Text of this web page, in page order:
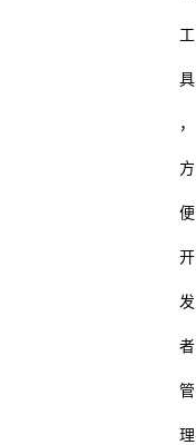
工
具
，
方
便
开
发
者
管
理